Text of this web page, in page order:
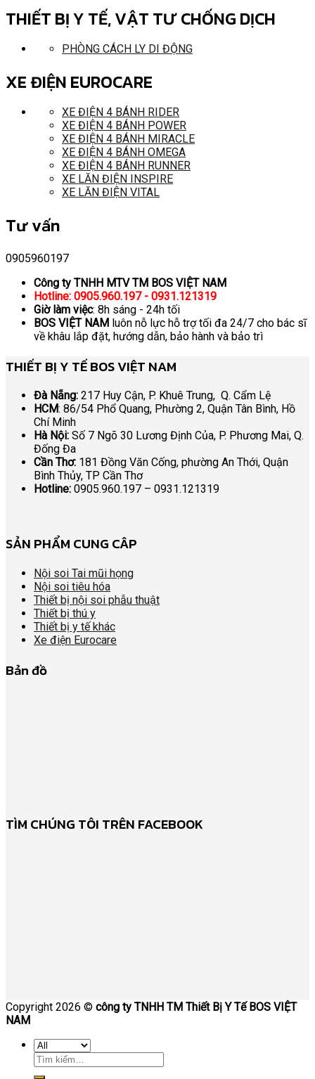
THIẾT BỊ Y TẾ, VẬT TƯ CHỐNG DỊCH
PHÒNG CÁCH LY DI ĐỘNG
XE ĐIỆN EUROCARE
XE ĐIỆN 4 BÁNH RIDER
XE ĐIỆN 4 BÁNH POWER
XE ĐIỆN 4 BÁNH MIRACLE
XE ĐIỆN 4 BÁNH OMEGA
XE ĐIỆN 4 BÁNH RUNNER
XE LĂN ĐIỆN INSPIRE
XE LĂN ĐIỆN VITAL
Tư vấn
0905960197
Công ty TNHH MTV TM BOS VIỆT NAM
Hotline: 0905.960.197 - 0931.121319
Giờ làm việc: 8h sáng - 24h tối
BOS VIỆT NAM luôn nỗ lực hỗ trợ tối đa 24/7 cho bác sĩ
về khâu lắp đặt, hướng dẫn, bảo hành và bảo trì
THIẾT BỊ Y TẾ BOS VIỆT NAM
Đà Nẵng: 217 Huy Cận, P. Khuê Trung, Q. Cẩm Lệ
HCM: 86/54 Phổ Quang, Phường 2, Quận Tân Bình, Hồ
Chí Minh
Hà Nội: Số 7 Ngõ 30 Lương Định Của, P. Phương Mai, Q.
Đống Đa
Cần Thơ: 181 Đồng Văn Cống, phường An Thới, Quận
Bình Thủy, TP Cần Thơ
Hotline: 0905.960.197 – 0931.121319
SẢN PHẨM CUNG CÂP
Nội soi Tai mũi họng
Nội soi tiêu hóa
Thiết bị nội soi phẫu thuật
Thiết bị thú y
Thiết bị y tế khác
Xe điện Eurocare
Bản đồ
TÌM CHÚNG TÔI TRÊN FACEBOOK
Copyright 2026 © công ty TNHH TM Thiết Bị Y Tế BOS VIỆT
NAM